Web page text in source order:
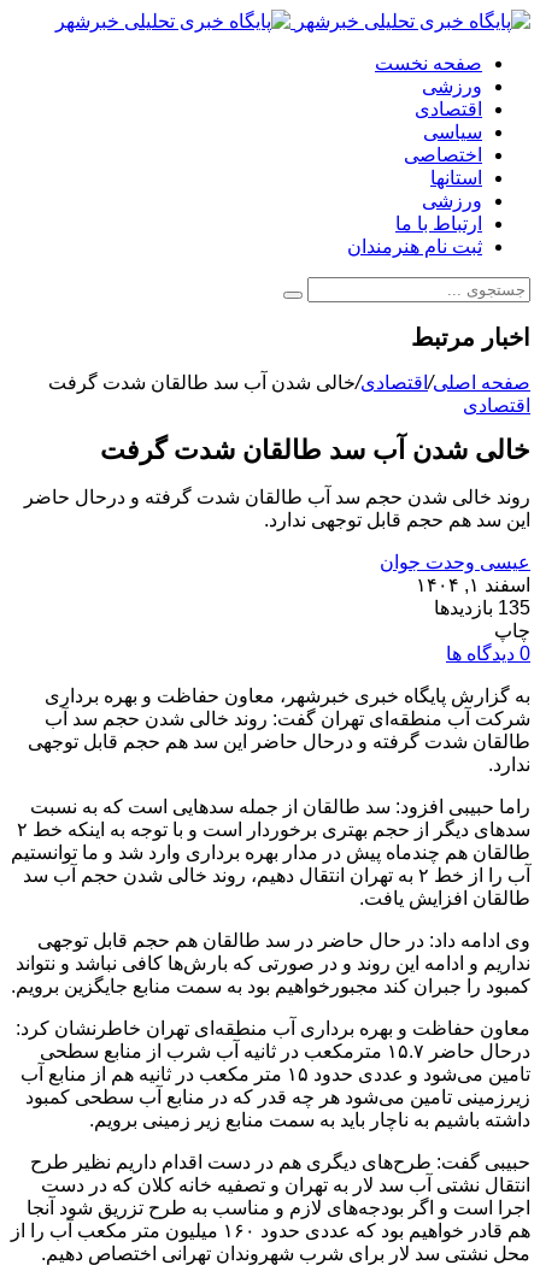
صفحه نخست
ورزشی
اقتصادی
سیاسی
اختصاصی
استانها
ورزشی
ارتباط با ما
ثبت نام هنرمندان
اخبار مرتبط
صفحه اصلی/اقتصادی/خالی شدن آب سد طالقان شدت گرفت
اقتصادی
خالی شدن آب سد طالقان شدت گرفت
روند خالی شدن حجم سد آب طالقان شدت گرفته و درحال حاضر
این سد هم حجم قابل توجهی ندارد.
عیسی وحدت جوان
اسفند ۱, ۱۴۰۴
135 بازدیدها
چاپ
0 دیدگاه ها
به گزارش پایگاه خبری خبرشهر، معاون حفاظت و بهره برداری
شرکت آب منطقه‌ای تهران گفت: روند خالی شدن حجم سد آب
طالقان شدت گرفته و درحال حاضر این سد هم حجم قابل توجهی
ندارد.
راما حبیبی افزود: سد طالقان از جمله سد‌هایی است که به نسبت
سد‌های دیگر از حجم بهتری برخوردار است و با توجه به اینکه خط ۲
طالقان هم چندماه پیش در مدار بهره برداری وارد شد و ما توانستیم
آب را از خط ۲ به تهران انتقال دهیم، روند خالی شدن حجم آب سد
طالقان افزایش یافت.
وی ادامه داد: در حال حاضر در سد طالقان هم حجم قابل توجهی
نداریم و ادامه این روند و در صورتی که بارش‌ها کافی نباشد و نتواند
کمبود را جبران کند مجبورخواهیم بود به سمت منابع جایگزین برویم.
معاون حفاظت و بهره برداری آب منطقه‌ای تهران خاطرنشان کرد:
درحال حاضر ۱۵.۷ مترمکعب در ثانیه آب شرب از منابع سطحی
تامین می‌شود و عددی حدود ۱۵ متر مکعب در ثانیه هم از منابع آب
زیرزمینی تامین می‌شود هر چه قدر که در منابع آب سطحی کمبود
داشته باشیم به ناچار باید به سمت منابع زیر زمینی برویم.
حبیبی گفت: طرح‌های دیگری هم در دست اقدام داریم نظیر طرح
انتقال نشتی آب سد لار به تهران و تصفیه خانه کلان که در دست
اجرا است و اگر بودجه‌های لازم و مناسب به طرح تزریق شود آنجا
هم قادر خواهیم بود که عددی حدود ۱۶۰ میلیون متر مکعب آب را از
محل نشتی سد لار برای شرب شهروندان تهرانی اختصاص دهیم.